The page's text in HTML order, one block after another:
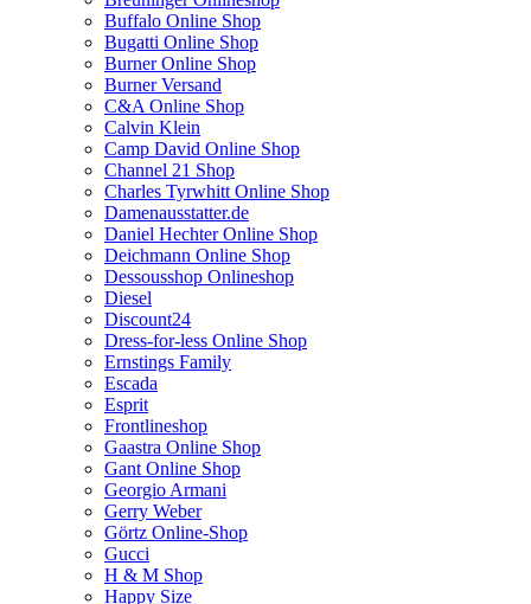
Buffalo Online Shop
Bugatti Online Shop
Burner Online Shop
Burner Versand
C&A Online Shop
Calvin Klein
Camp David Online Shop
Channel 21 Shop
Charles Tyrwhitt Online Shop
Damenausstatter.de
Daniel Hechter Online Shop
Deichmann Online Shop
Dessousshop Onlineshop
Diesel
Discount24
Dress-for-less Online Shop
Ernstings Family
Escada
Esprit
Frontlineshop
Gaastra Online Shop
Gant Online Shop
Georgio Armani
Gerry Weber
Görtz Online-Shop
Gucci
H & M Shop
Happy Size